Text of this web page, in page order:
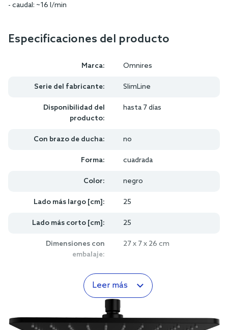
- caudal: ~16 l/min
Especificaciones del producto
Marca: Omnires
Serie del fabricante: SlimLine
Disponibilidad del
producto:
hasta 7 días
Con brazo de ducha: no
Forma: cuadrada
Color: negro
Lado más largo [cm]: 25
Lado más corto [cm]: 25
Dimensiones con
embalaje:
27 x 7 x 26 cm
Leer más